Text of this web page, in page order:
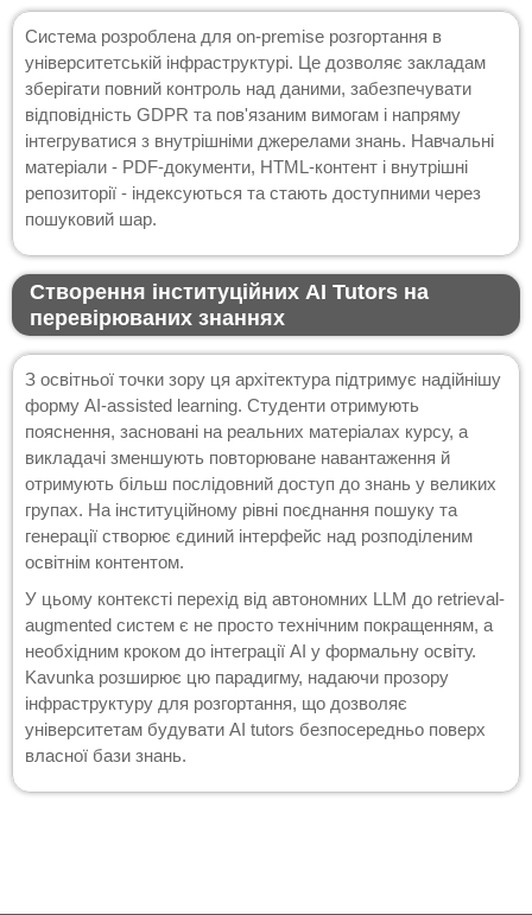
Система розроблена для on-premise розгортання в
університетській інфраструктурі. Це дозволяє закладам
зберігати повний контроль над даними, забезпечувати
відповідність GDPR та пов'язаним вимогам і напряму
інтегруватися з внутрішніми джерелами знань. Навчальні
матеріали - PDF-документи, HTML-контент і внутрішні
репозиторії - індексуються та стають доступними через
пошуковий шар.
Створення інституційних AI Tutors на
перевірюваних знаннях
З освітньої точки зору ця архітектура підтримує надійнішу
форму AI-assisted learning. Студенти отримують
пояснення, засновані на реальних матеріалах курсу, а
викладачі зменшують повторюване навантаження й
отримують більш послідовний доступ до знань у великих
групах. На інституційному рівні поєднання пошуку та
генерації створює єдиний інтерфейс над розподіленим
освітнім контентом.
У цьому контексті перехід від автономних LLM до retrieval-
augmented систем є не просто технічним покращенням, а
необхідним кроком до інтеграції AI у формальну освіту.
Kavunka розширює цю парадигму, надаючи прозору
інфраструктуру для розгортання, що дозволяє
університетам будувати AI tutors безпосередньо поверх
власної бази знань.